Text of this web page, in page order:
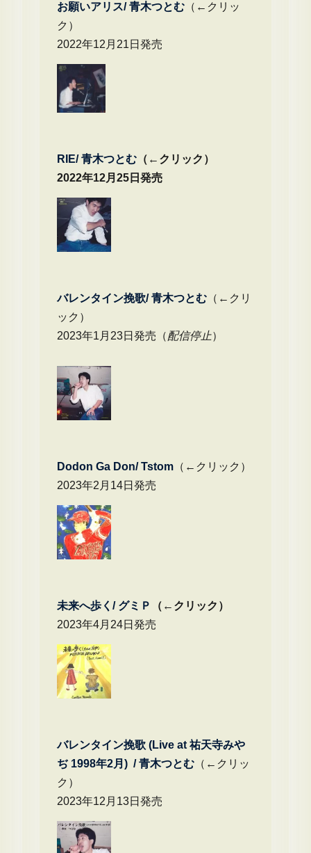
お願いアリス/ 青木つとむ（←クリッ
ク）
2022年12月21日発売
RIE/ 青木つとむ（←クリック）
2022年12月25日発売
バレンタイン挽歌/ 青木つとむ（←クリ
ック）
2023年1月23日発売（配信停止）
Dodon Ga Don/ Tstom（←クリック）
2023年2月14日発売
未来へ歩く/ グミＰ
（←クリック）
2023年4月24日発売
バレンタイン挽歌 (Live at 祐天寺みや
ぢ 1998年2月) / 青木つとむ（←クリッ
ク）
2023年12月13日発売